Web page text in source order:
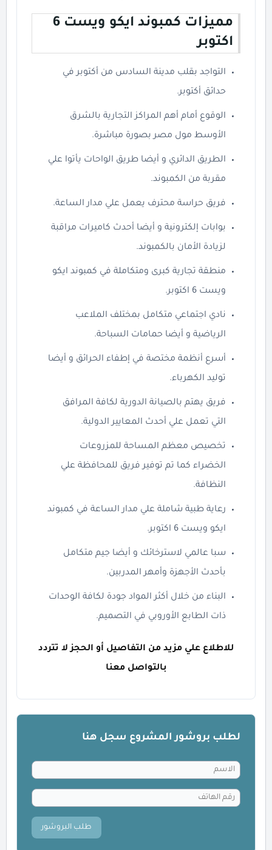
مميزات كمبوند ايكو ويست 6
اكتوبر
التواجد بقلب مدينة السادس من أكتوبر في
حدائق أكتوبر.
الوقوع أمام أهم المراكز التجارية بالشرق
الأوسط مول مصر بصورة مباشرة.
الطريق الدائري و أيضا طريق الواحات يأتوا علي
مقربة من الكمبوند.
فريق حراسة محترف يعمل علي مدار الساعة.
بوابات إلكترونية و أيضا أحدث كاميرات مراقبة
لزيادة الأمان بالكمبوند.
منطقة تجارية كبرى ومتكاملة في كمبوند ايكو
ويست 6 اكتوبر.
نادي اجتماعي متكامل بمختلف الملاعب
الرياضية و أيضا حمامات السباحة.
أسرع أنظمة مختصة في إطفاء الحرائق و أيضا
توليد الكهرباء.
فريق يهتم بالصيانة الدورية لكافة المرافق
التي تعمل علي أحدث المعايير الدولية.
تخصيص معظم المساحة للمزروعات
الخضراء كما تم توفير فريق للمحافظة علي
النظافة.
رعاية طبية شاملة علي مدار الساعة في كمبوند
ايكو ويست 6 اكتوبر.
سبا عالمي لاسترخائك و أيضا جيم متكامل
بأحدث الأجهزة وأمهر المدربين.
البناء من خلال أكثر المواد جودة لكافة الوحدات
ذات الطابع الأوروبي في التصميم.
للاطلاع علي مزيد من التفاصيل أو الحجز لا تتردد
بالتواصل معنا
لطلب بروشور المشروع سجل هنا
طلب البروشور